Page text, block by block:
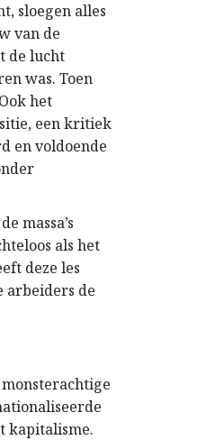
sloegen alles
van de
de lucht
was. Toen
het
een kritiek
en voldoende
massa’s
als het
deze les
arbeiders de
kapitalisme.